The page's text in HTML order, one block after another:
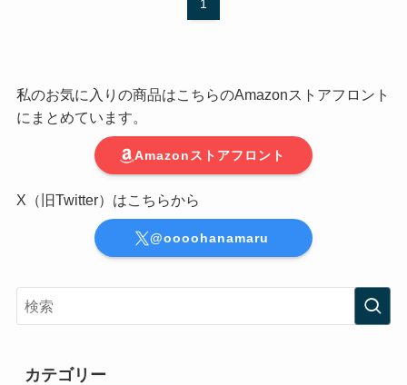
1
私のお気に入りの商品はこちらのAmazonストアフロント
にまとめています。
Amazonストアフロント
X（旧Twitter）はこちらから
@oooohanamaru
カテゴリー